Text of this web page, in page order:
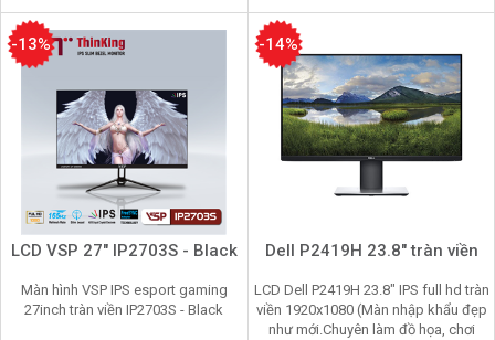
LCD VSP 27" IP2703S - Black
Màn hình VSP IPS esport gaming
27inch tràn viền IP2703S - Black
-13%
Dell P2419H 23.8" tràn viền
LCD Dell P2419H 23.8" IPS full hd tràn
viền 1920x1080 (Màn nhập khẩu đẹp
như mới.Chuyên làm đồ họa, chơi
-14%